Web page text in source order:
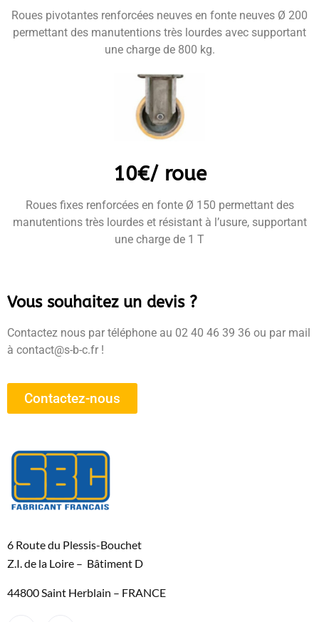
Roues pivotantes renforcées neuves en fonte neuves Ø 200
permettant des manutentions très lourdes avec supportant
une charge de 800 kg.
10€/ roue
Roues fixes renforcées en fonte Ø 150 permettant des
manutentions très lourdes et résistant à l’usure, supportant
une charge de 1 T
Vous souhaitez un devis ?
Contactez nous par téléphone au 02 40 46 39 36 ou par mail
à contact@s-b-c.fr !
Contactez-nous
6 Route du Plessis-Bouchet
Z.I. de la Loire – Bâtiment D
44800 Saint Herblain – FRANCE